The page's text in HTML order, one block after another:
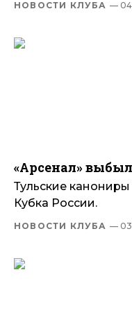
НОВОСТИ КЛУБА —
«Арсенал»
Тульские
Кубка России.
НОВОСТИ КЛУБА —